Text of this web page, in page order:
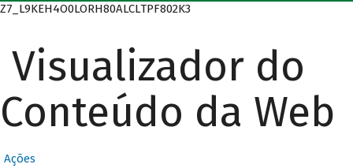
Z7_L9KEH4O0LORH80ALCLTPF802K3
Visualizador do
Conteúdo da Web
Ações